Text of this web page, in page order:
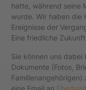
hatte, während seine
wurde. Wir haben die
Ereignisse der
Eine friedliche
Sie können uns dabei
Dokumente (Fotos,
Familienangehörigen)
eine Email an